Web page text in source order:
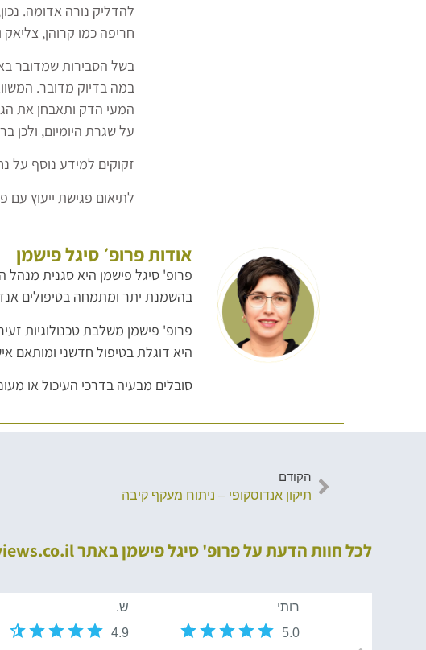
להדליק נורה אדומה.
חריפה כמו קרוהן,
בשל הסבירות שמדובר
במה בדיוק מדובר.
המעי הדק ותאבחן את
על שגרת היומיום, ולכן
זקוקים למידע נוסף על
לתיאום פגישת ייעוץ עם
אודות פרופ׳ סיגל פישמן
פרופ' סיגל פישמן היא סגנית מנהל
בהשמנת יתר ומתמחה בטיפולים
פרופ' פישמן משלבת טכנולוגיות
היא דוגלת בטיפול חדשני ומותאם
סובלים מבעיה בדרכי העיכול או
הקודם
תיקון אנדוסקופי – ניתוח מעקף קיבה
לכל חוות הדעת על פרופ' סיגל פישמן באתר MedReviews.co.il